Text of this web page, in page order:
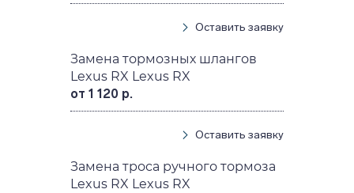
Оставить заявку
Замена тормозных шлангов
Lexus RX Lexus RX
от 1 120 р.
Оставить заявку
Замена троса ручного тормоза
Lexus RX Lexus RX